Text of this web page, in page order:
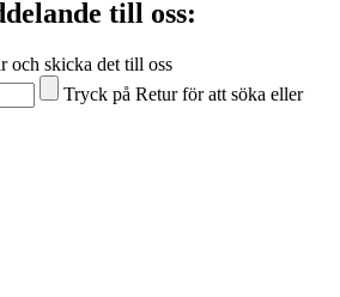
till oss:
och skicka det till oss
Tryck på Retur för att söka eller